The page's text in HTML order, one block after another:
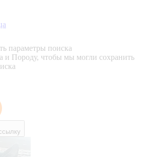
параметры поиска
и Породу, чтобы мы могли сохранить